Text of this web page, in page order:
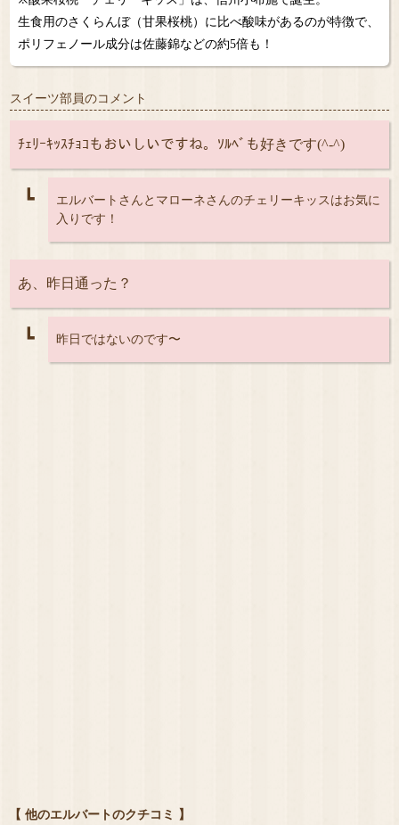
生食用のさくらんぼ（甘果桜桃）に比べ酸味があるのが特徴で、
ポリフェノール成分は佐藤錦などの約5倍も！
スイーツ部員のコメント
ﾁｪﾘｰｷｯｽﾁｮｺもおいしいですね。ｿﾙﾍﾞも好きです(^-^)
┗
エルバートさんとマローネさんのチェリーキッスはお気に
入りです！
あ、昨日通った？
┗ 昨日ではないのです〜
【 他のエルバートのクチコミ 】